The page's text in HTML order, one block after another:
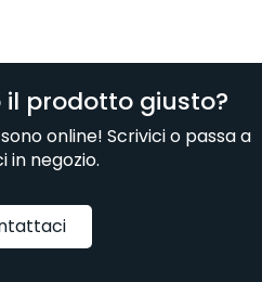
prodotto giusto?
online! Scrivici o passa a
in negozio.